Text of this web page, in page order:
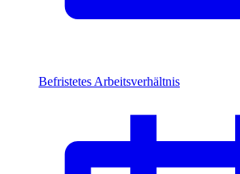
Befristetes Arbeitsverhältnis